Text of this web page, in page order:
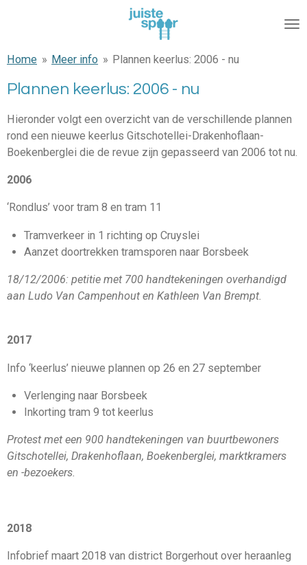
de
hoofdinhoud
Home » Meer info » Plannen keerlus: 2006 - nu
Plannen keerlus: 2006 - nu
Hieronder volgt een overzicht van de verschillende plannen
rond een nieuwe keerlus Gitschotellei-Drakenhoflaan-
Boekenberglei die de revue zijn gepasseerd van 2006 tot nu.
2006
‘Rondlus’ voor tram 8 en tram 11
Tramverkeer in 1 richting op Cruyslei
Aanzet doortrekken tramsporen naar Borsbeek
18/12/2006: petitie met 700 handtekeningen overhandigd
aan Ludo Van Campenhout en Kathleen Van Brempt.
2017
Info ‘keerlus’ nieuwe plannen op 26 en 27 september
Verlenging naar Borsbeek
Inkorting tram 9 tot keerlus
Protest met een 900 handtekeningen van buurtbewoners
Gitschotellei, Drakenhoflaan, Boekenberglei, marktkramers
en -bezoekers.
2018
Infobrief maart 2018 van district Borgerhout over heraanleg